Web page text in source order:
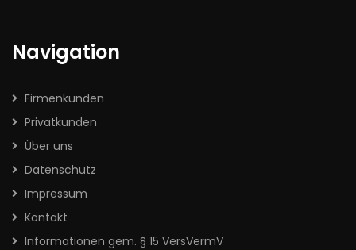
Navigation
Firmenkunden
Privatkunden
Über uns
Datenschutz
Impressum
Kontakt
Informationen gem. § 15 VersVermV